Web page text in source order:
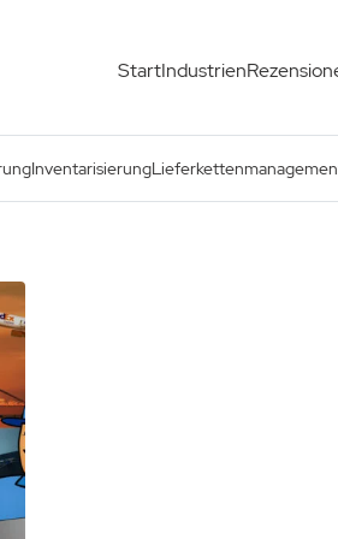
StartIndustrien
Inventarisierung